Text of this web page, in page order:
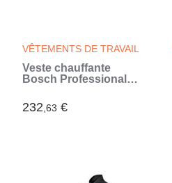
VÊTEMENTS DE TRAVAIL
Veste chauffante
Bosch Professional
2XL sans batterie -
06188000E1
232,63 €